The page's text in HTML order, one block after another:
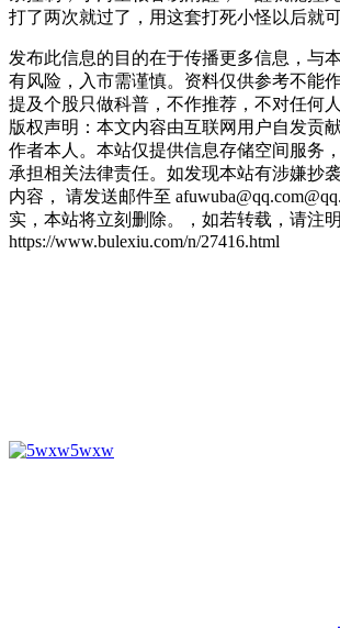
打了两次就过了，用这套打死小怪以后就
发布此信息的目的在于传播更多信息，与
有风险，入市需谨慎。资料仅供参考不能
提及个股只做科普，不作推荐，不对任何
版权声明：本文内容由互联网用户自发贡
作者本人。本站仅提供信息存储空间服务
承担相关法律责任。如发现本站有涉嫌抄
内容， 请发送邮件至
实，本站将立刻删除。，如若转载，请注明
https://www.bulexiu.com/n/27416.html
5wxw